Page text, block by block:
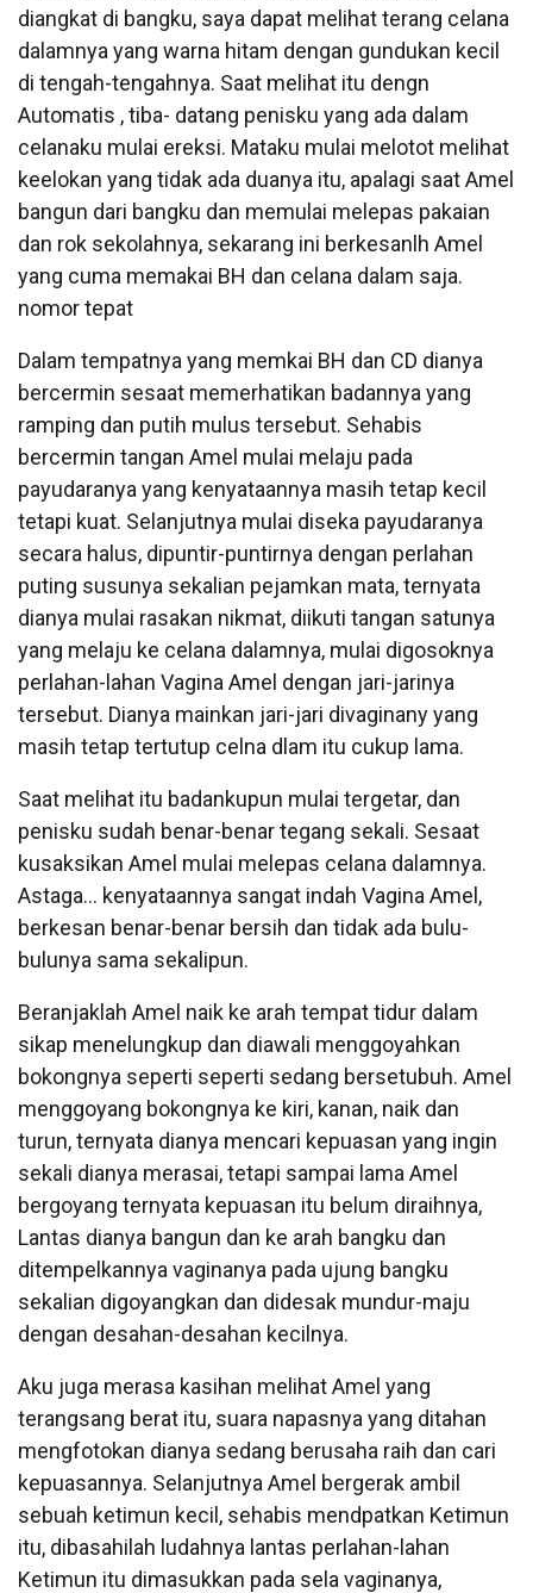
diangkat di bangku, saya dapat melihat terang celana
dalamnya yang warna hitam dengan gundukan kecil
di tengah-tengahnya. Saat melihat itu dengn
Automatis , tiba- datang penisku yang ada dalam
celanaku mulai ereksi. Mataku mulai melotot melihat
keelokan yang tidak ada duanya itu, apalagi saat Amel
bangun dari bangku dan memulai melepas pakaian
dan rok sekolahnya, sekarang ini berkesanlh Amel
yang cuma memakai BH dan celana dalam saja.
nomor tepat
Dalam tempatnya yang memkai BH dan CD dianya
bercermin sesaat memerhatikan badannya yang
ramping dan putih mulus tersebut. Sehabis
bercermin tangan Amel mulai melaju pada
payudaranya yang kenyataannya masih tetap kecil
tetapi kuat. Selanjutnya mulai diseka payudaranya
secara halus, dipuntir-puntirnya dengan perlahan
puting susunya sekalian pejamkan mata, ternyata
dianya mulai rasakan nikmat, diikuti tangan satunya
yang melaju ke celana dalamnya, mulai digosoknya
perlahan-lahan Vagina Amel dengan jari-jarinya
tersebut. Dianya mainkan jari-jari divaginany yang
masih tetap tertutup celna dlam itu cukup lama.
Saat melihat itu badankupun mulai tergetar, dan
penisku sudah benar-benar tegang sekali. Sesaat
kusaksikan Amel mulai melepas celana dalamnya.
Astaga… kenyataannya sangat indah Vagina Amel,
berkesan benar-benar bersih dan tidak ada bulu-
bulunya sama sekalipun.
Beranjaklah Amel naik ke arah tempat tidur dalam
sikap menelungkup dan diawali menggoyahkan
bokongnya seperti seperti sedang bersetubuh. Amel
menggoyang bokongnya ke kiri, kanan, naik dan
turun, ternyata dianya mencari kepuasan yang ingin
sekali dianya merasai, tetapi sampai lama Amel
bergoyang ternyata kepuasan itu belum diraihnya,
Lantas dianya bangun dan ke arah bangku dan
ditempelkannya vaginanya pada ujung bangku
sekalian digoyangkan dan didesak mundur-maju
dengan desahan-desahan kecilnya.
Aku juga merasa kasihan melihat Amel yang
terangsang berat itu, suara napasnya yang ditahan
mengfotokan dianya sedang berusaha raih dan cari
kepuasannya. Selanjutnya Amel bergerak ambil
sebuah ketimun kecil, sehabis mendpatkan Ketimun
itu, dibasahilah ludahnya lantas perlahan-lahan
Ketimun itu dimasukkan pada sela vaginanya,